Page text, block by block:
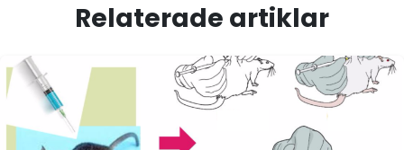
Relaterade artiklar